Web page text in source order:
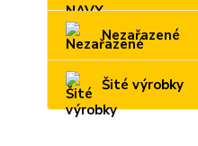
Nezařazené
Šité výrobky